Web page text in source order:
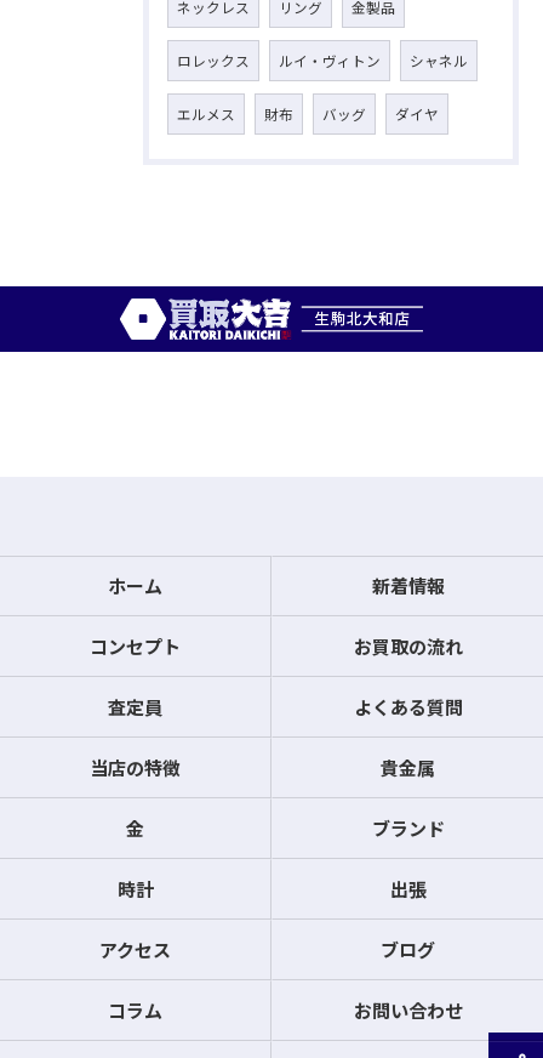
ネックレス リング 金製品
ロレックス ルイ・ヴィトン シャネル
エルメス 財布 バッグ ダイヤ
ホーム 新着情報
コンセプト お買取の流れ
査定員 よくある質問
当店の特徴 貴金属
金 ブランド
時計 出張
アクセス ブログ
コラム お問い合わせ